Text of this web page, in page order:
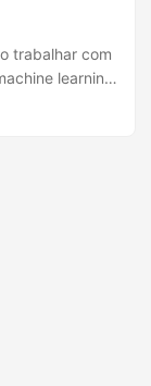
trabalhar com
learning
Eu